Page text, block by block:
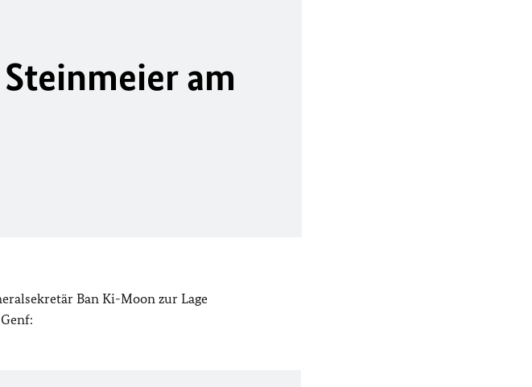
am
Ban Ki-Moon zur Lage